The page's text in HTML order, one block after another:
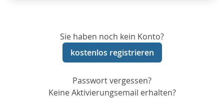
Sie haben noch kein Konto?
kostenlos registrieren
Passwort vergessen?
Keine Aktivierungsemail erhalten?